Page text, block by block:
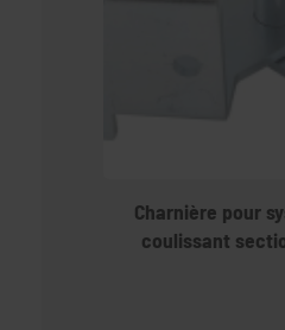
Charnière pour
coulissant